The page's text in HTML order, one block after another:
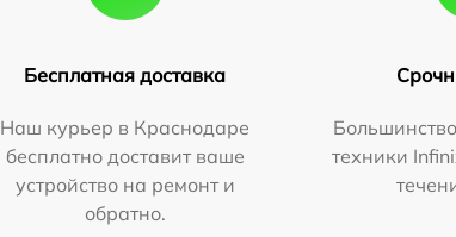
Бесплатная доставка
Наш курьер в Краснодаре
бесплатно доставит ваше
устройство на ремонт и
обратно.
техники